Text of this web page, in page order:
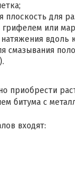
плоскость для
или
вдоль
смазывания
приобрести
битума с
входят: